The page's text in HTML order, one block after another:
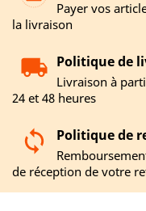
Payer vos
la livraison
Politique de
Livraison à
24 et 48 heures
Politique de
de réception de votre